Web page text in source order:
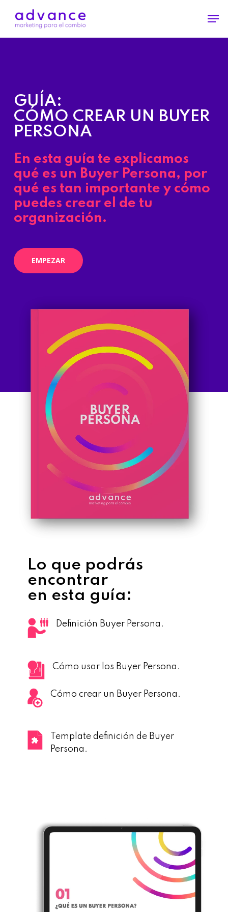
GUÍA:
CÓMO CREAR UN BUYER
PERSONA
En esta guía te explicamos
qué es un Buyer Persona, por
qué es tan importante y cómo
puedes crear el de tu
organización.
EMPEZAR
Lo que podrás
encontrar
en esta guía:
Definición Buyer Persona.
Cómo usar los Buyer Persona.
Cómo crear un Buyer Persona.
Template definición de Buyer
Persona.